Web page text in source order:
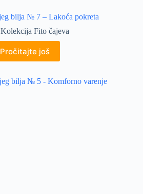
bilja № 7 – Lakoća pokreta
Kolekcija Fito čajeva
Pročitajte još